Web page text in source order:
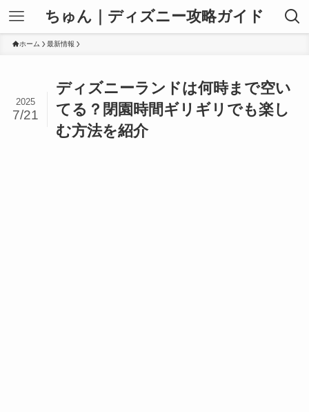
ちゅん｜ディズニー攻略ガイド
ホーム 最新情報
ディズニーランドは何時まで空い
てる？閉園時間ギリギリでも楽し
む方法を紹介
2025
7/21